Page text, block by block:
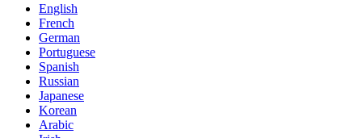
English
French
German
Portuguese
Spanish
Russian
Japanese
Korean
Arabic